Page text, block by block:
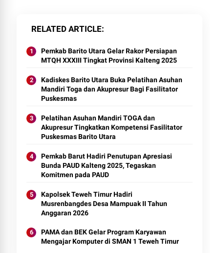
RELATED ARTICLE
Pemkab Barito Utara Gelar Rakor Persiapan
MTQH XXXIII Tingkat Provinsi Kalteng 2025
Kadiskes Barito Utara Buka Pelatihan Asuhan
Mandiri Toga dan Akupresur Bagi Fasilitator
Puskesmas
Pelatihan Asuhan Mandiri TOGA dan
Akupresur Tingkatkan Kompetensi Fasilitator
Puskesmas Barito Utara
Pemkab Barut Hadiri Penutupan Apresiasi
Bunda PAUD Kalteng 2025, Tegaskan
Komitmen pada PAUD
Kapolsek Teweh Timur Hadiri
Musrenbangdes Desa Mampuak II Tahun
Anggaran 2026
PAMA dan BEK Gelar Program Karyawan
Mengajar Komputer di SMAN 1 Teweh Timur